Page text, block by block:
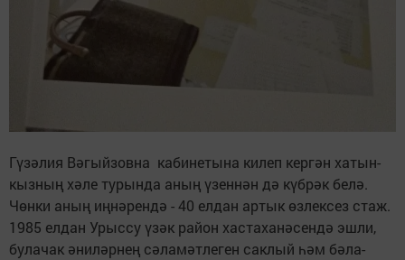
Гүзәлия Вәгыйзовна кабинетына килеп кергән хатын-
кызның хәле турында аның үзеннән дә күбрәк белә.
Чөнки аның иңнәрендә - 40 елдан артык өзлексез стаж.
1985 елдан Урыссу үзәк район хастаханәсендә эшли,
булачак әниләрнең сәламәтлеген саклый һәм бәла-